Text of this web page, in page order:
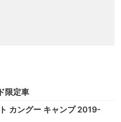
限定車
カングー キャンプ 2019-